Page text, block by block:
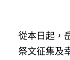
從本日起，
祭文征集及